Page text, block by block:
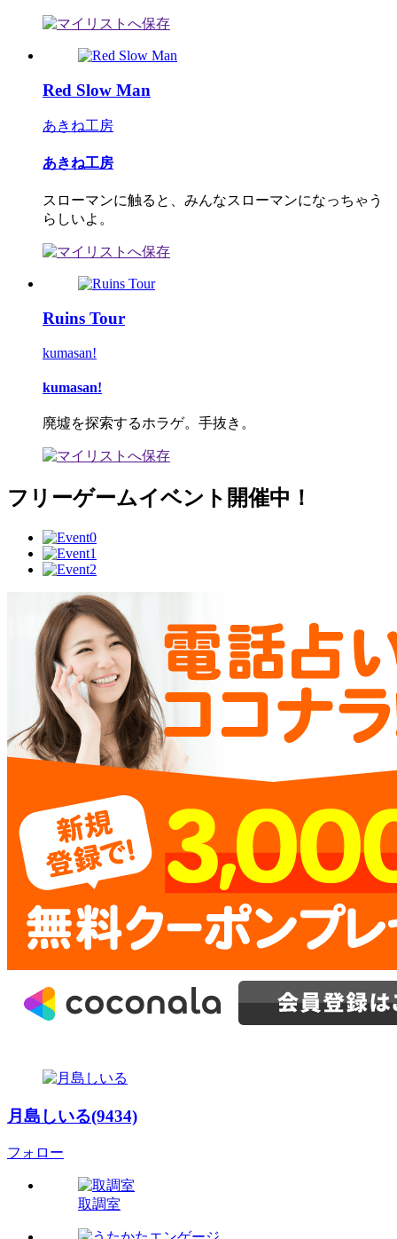
Red Slow Man
あきね工房
あきね工房
スローマンに触ると、みんなスローマンになっちゃう
らしいよ。
Ruins Tour
kumasan!
kumasan!
廃墟を探索するホラゲ。手抜き。
フリーゲームイベント開催中！
月島しいる(9434)
フォロー
取調室